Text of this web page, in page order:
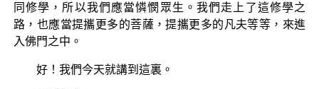
同修學，所以我們應當憐憫眾生。我們走上了這修學之
路，也應當提攜更多的菩薩，提攜更多的凡夫等等，來進
入佛門之中。
好！我們今天就講到這裏。